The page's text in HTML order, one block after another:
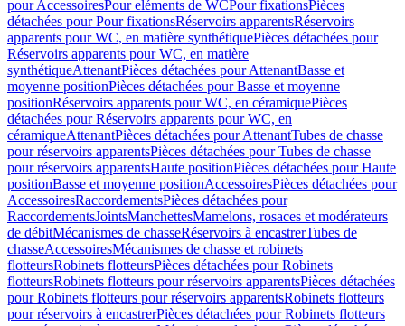
pour AccessoiresPour eléments de WCPour fixationsPièces
détachées pour Pour fixationsRéservoirs apparentsRéservoirs
apparents pour WC, en matière synthétiquePièces détachées pour
Réservoirs apparents pour WC, en matière
synthétiqueAttenantPièces détachées pour AttenantBasse et
moyenne positionPièces détachées pour Basse et moyenne
positionRéservoirs apparents pour WC, en céramiquePièces
détachées pour Réservoirs apparents pour WC, en
céramiqueAttenantPièces détachées pour AttenantTubes de chasse
pour réservoirs apparentsPièces détachées pour Tubes de chasse
pour réservoirs apparentsHaute positionPièces détachées pour Haute
positionBasse et moyenne positionAccessoiresPièces détachées pour
AccessoiresRaccordementsPièces détachées pour
RaccordementsJointsManchettesMamelons, rosaces et modérateurs
de débitMécanismes de chasseRéservoirs à encastrerTubes de
chasseAccessoiresMécanismes de chasse et robinets
flotteursRobinets flotteursPièces détachées pour Robinets
flotteursRobinets flotteurs pour réservoirs apparentsPièces détachées
pour Robinets flotteurs pour réservoirs apparentsRobinets flotteurs
pour réservoirs à encastrerPièces détachées pour Robinets flotteurs